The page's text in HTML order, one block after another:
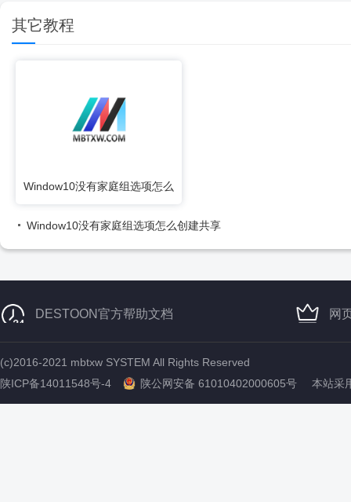
其它教程
Window10没有家庭组选项怎么
Window10没有家庭组选项怎么创建共享
DESTOON官方帮助文档 网
(c)2016-2021 mbtxw SYSTEM All Rights Reserved
陕ICP备14011548号-4
陕公网安备 61010402000605号 本站采